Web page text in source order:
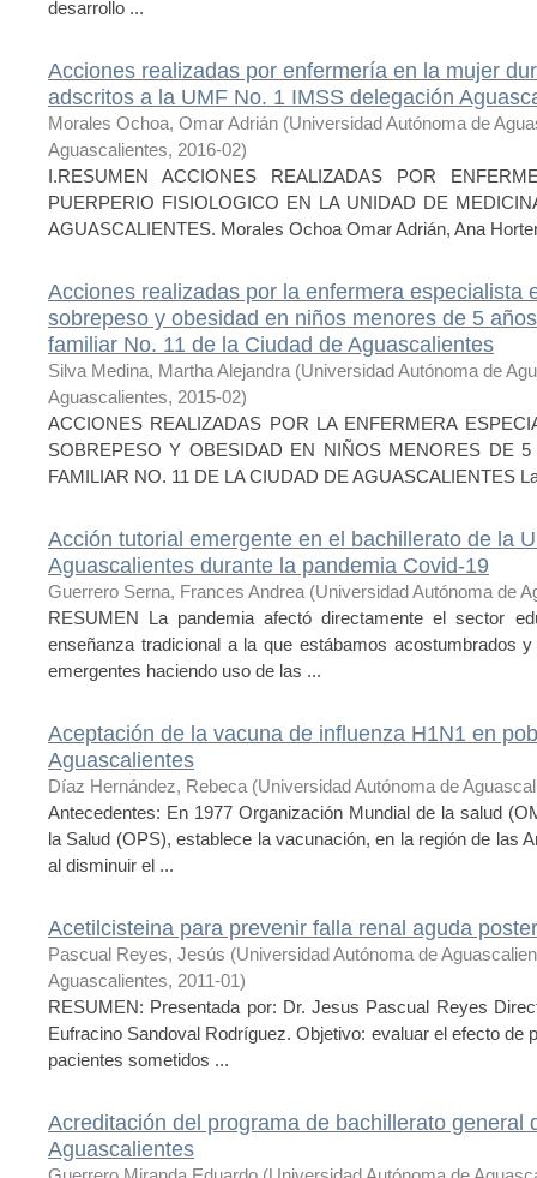
desarrollo ...
Acciones realizadas por enfermería en la mujer
adscritos a la UMF No. 1 IMSS delegación
Morales Ochoa, Omar Adrián (Universidad Autónoma de
Aguascalientes, 2016-02)
I.RESUMEN ACCIONES REALIZADAS POR
PUERPERIO FISIOLOGICO EN LA UNIDAD DE
AGUASCALIENTES. Morales Ochoa Omar Adrián, Ana
Acciones realizadas por la enfermera especialista
sobrepeso y obesidad en niños menores de 5
familiar No. 11 de la Ciudad de Aguascalientes
Silva Medina, Martha Alejandra (Universidad Autónoma de
Aguascalientes, 2015-02)
ACCIONES REALIZADAS POR LA ENFERMERA
SOBREPESO Y OBESIDAD EN NIÑOS MENORES DE
FAMILIAR NO. 11 DE LA CIUDAD DE AGUASCALIENTES
Acción tutorial emergente en el bachillerato de la
Aguascalientes durante la pandemia Covid-19
Guerrero Serna, Frances Andrea (Universidad Autónoma de
RESUMEN La pandemia afectó directamente el sector
enseñanza tradicional a la que estábamos acostumbrados
emergentes haciendo uso de las ...
Aceptación de la vacuna de influenza H1N1 en
Aguascalientes
Díaz Hernández, Rebeca (Universidad Autónoma de
Antecedentes: En 1977 Organización Mundial de la salud
la Salud (OPS), establece la vacunación, en la región de las
al disminuir el ...
Acetilcisteina para prevenir falla renal aguda
Pascual Reyes, Jesús (Universidad Autónoma de
Aguascalientes, 2011-01)
RESUMEN: Presentada por: Dr. Jesus Pascual Reyes
Eufracino Sandoval Rodríguez. Objetivo: evaluar el efecto de
pacientes sometidos ...
Acreditación del programa de bachillerato general
Aguascalientes